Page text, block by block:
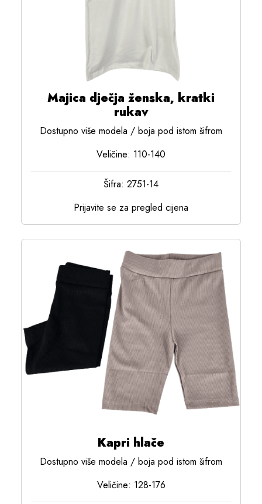
Majica dječja ženska, kratki
rukav
Dostupno više modela / boja pod istom šifrom
Veličine: 110-140
Šifra: 2751-14
Prijavite se za pregled cijena
Kapri hlače
Dostupno više modela / boja pod istom šifrom
Veličine: 128-176